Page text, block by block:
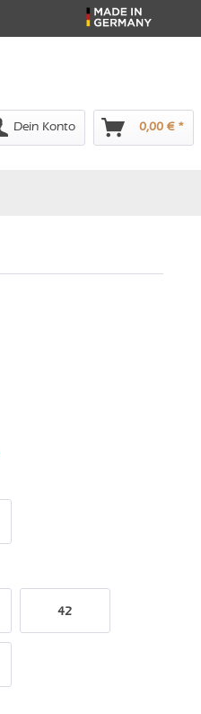
Dein Konto 0,00 € *
42